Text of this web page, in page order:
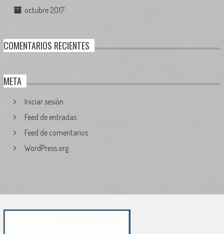
octubre 2017
COMENTARIOS RECIENTES
META
Iniciar sesión
Feed de entradas
Feed de comentarios
WordPress.org